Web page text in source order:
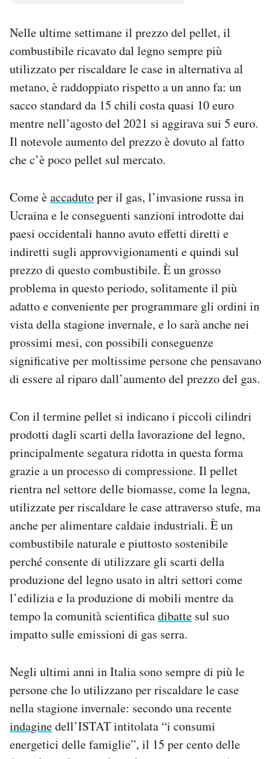
Area Personale
Newsletter
Notifiche mobile
Esci
Nelle ultime settimane il prezzo del pellet, il
combustibile ricavato dal legno sempre più
utilizzato per riscaldare le case in alternativa al
metano, è raddoppiato rispetto a un anno fa: un
sacco standard da 15 chili costa quasi 10 euro
mentre nell’agosto del 2021 si aggirava sui 5 euro.
Il notevole aumento del prezzo è dovuto al fatto
che c’è poco pellet sul mercato.
Come èaccadutoper il gas, l’invasione russa in
Ucraina e le conseguenti sanzioni introdotte dai
paesi occidentali hanno avuto effetti diretti e
indiretti sugli approvvigionamenti e quindi sul
prezzo di questo combustibile. È un grosso
problema in questo periodo, solitamente il più
adatto e conveniente per programmare gli ordini in
vista della stagione invernale, e lo sarà anche nei
prossimi mesi, con possibili conseguenze
significative per moltissime persone che pensavano
di essere al riparo dall’aumento del prezzo del gas.
Con il termine pellet si indicano i piccoli cilindri
prodotti dagli scarti della lavorazione del legno,
principalmente segatura ridotta in questa forma
grazie a un processo di compressione. Il pellet
rientra nel settore delle biomasse, come la legna,
utilizzate per riscaldare le case attraverso stufe, ma
anche per alimentare caldaie industriali. È un
combustibile naturale e piuttosto sostenibile
perché consente di utilizzare gli scarti della
produzione del legno usato in altri settori come
l’edilizia e la produzione di mobili mentre da
tempo la comunità scientificadibatte sul suo
impatto sulle emissioni di gas serra.
Negli ultimi anni in Italia sono sempre di più le
persone che lo utilizzano per riscaldare le case
nella stagione invernale: secondo una recente
indaginedell’ISTAT intitolata “i consumi
energetici delle famiglie”, il 15 per cento delle